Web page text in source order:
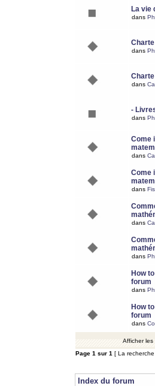
La vie
dans
dans
dans
-
dans
Come
dans
Come
dans
dans
dans
How
forum
dans
How
forum
dans
Afficher les
Page 1 sur 1 [ La
Index du forum